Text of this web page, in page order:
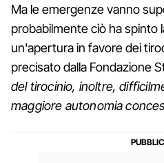
Ma le emergenze vanno
probabilmente ciò ha spinto
un'apertura in favore dei
precisato dalla Fondazione
del tirocinio, inoltre,
maggiore autonomia